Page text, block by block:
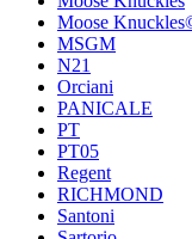
Moose
MSGM
N21
Orciani
PANICALE
PT
PT05
Regent
RICHMOND
Santoni